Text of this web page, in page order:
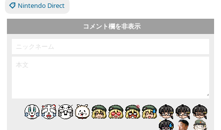
Nintendo Direct
コメント欄を非表示